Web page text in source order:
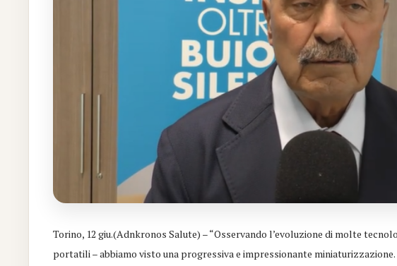
Torino, 12 giu.(Adnkronos Salute) – “Osservando l’evoluzione di molte
portatili – abbiamo visto una progressiva e impressionante